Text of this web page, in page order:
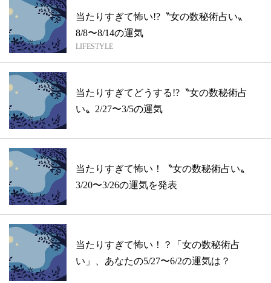
当たりすぎて怖い!?〝女の数秘術占い〟
8/8〜8/14の運気
LIFESTYLE
当たりすぎてどうする!?〝女の数秘術占
い〟2/27〜3/5の運気
当たりすぎて怖い！〝女の数秘術占い〟
3/20〜3/26の運気を発表
当たりすぎて怖い！？「女の数秘術占
い」、あなたの5/27〜6/2の運気は？